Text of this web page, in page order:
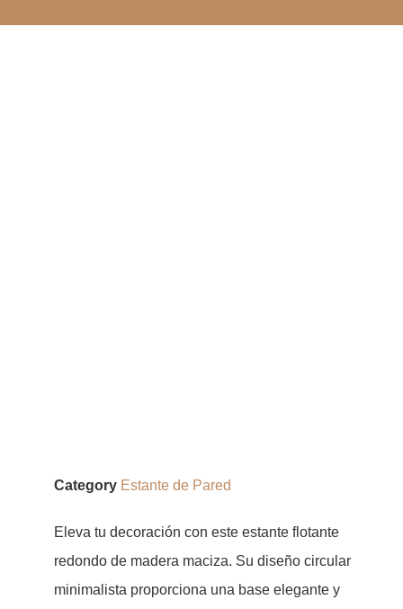
Category Estante de Pared
Eleva tu decoración con este estante flotante
redondo de madera maciza. Su diseño circular
minimalista proporciona una base elegante y